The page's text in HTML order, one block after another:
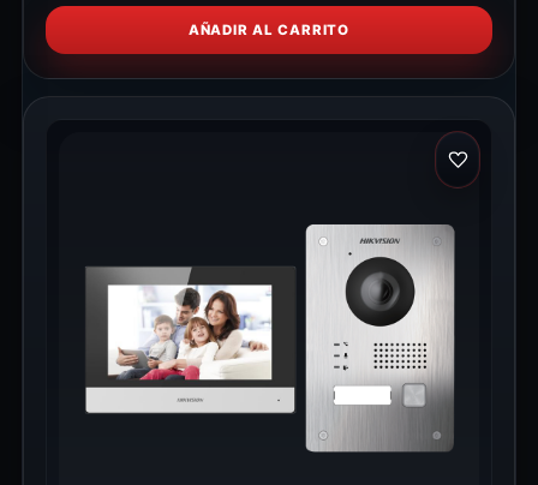
AÑADIR AL CARRITO